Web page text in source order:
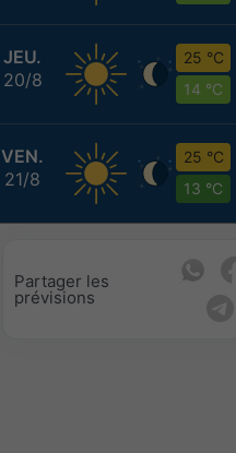
JEU.
20/8
25 °C
14 °C
VEN.
21/8
25 °C
13 °C
Partager les
prévisions